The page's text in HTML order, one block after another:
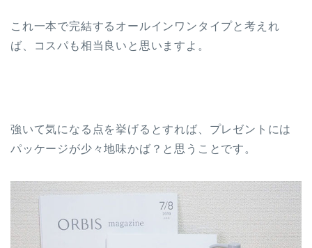
これ一本で完結するオールインワンタイプと考えれ
ば、コスパも相当良いと思いますよ。
強いて気になる点を挙げるとすれば、プレゼントには
パッケージが少々地味かば？と思うことです。